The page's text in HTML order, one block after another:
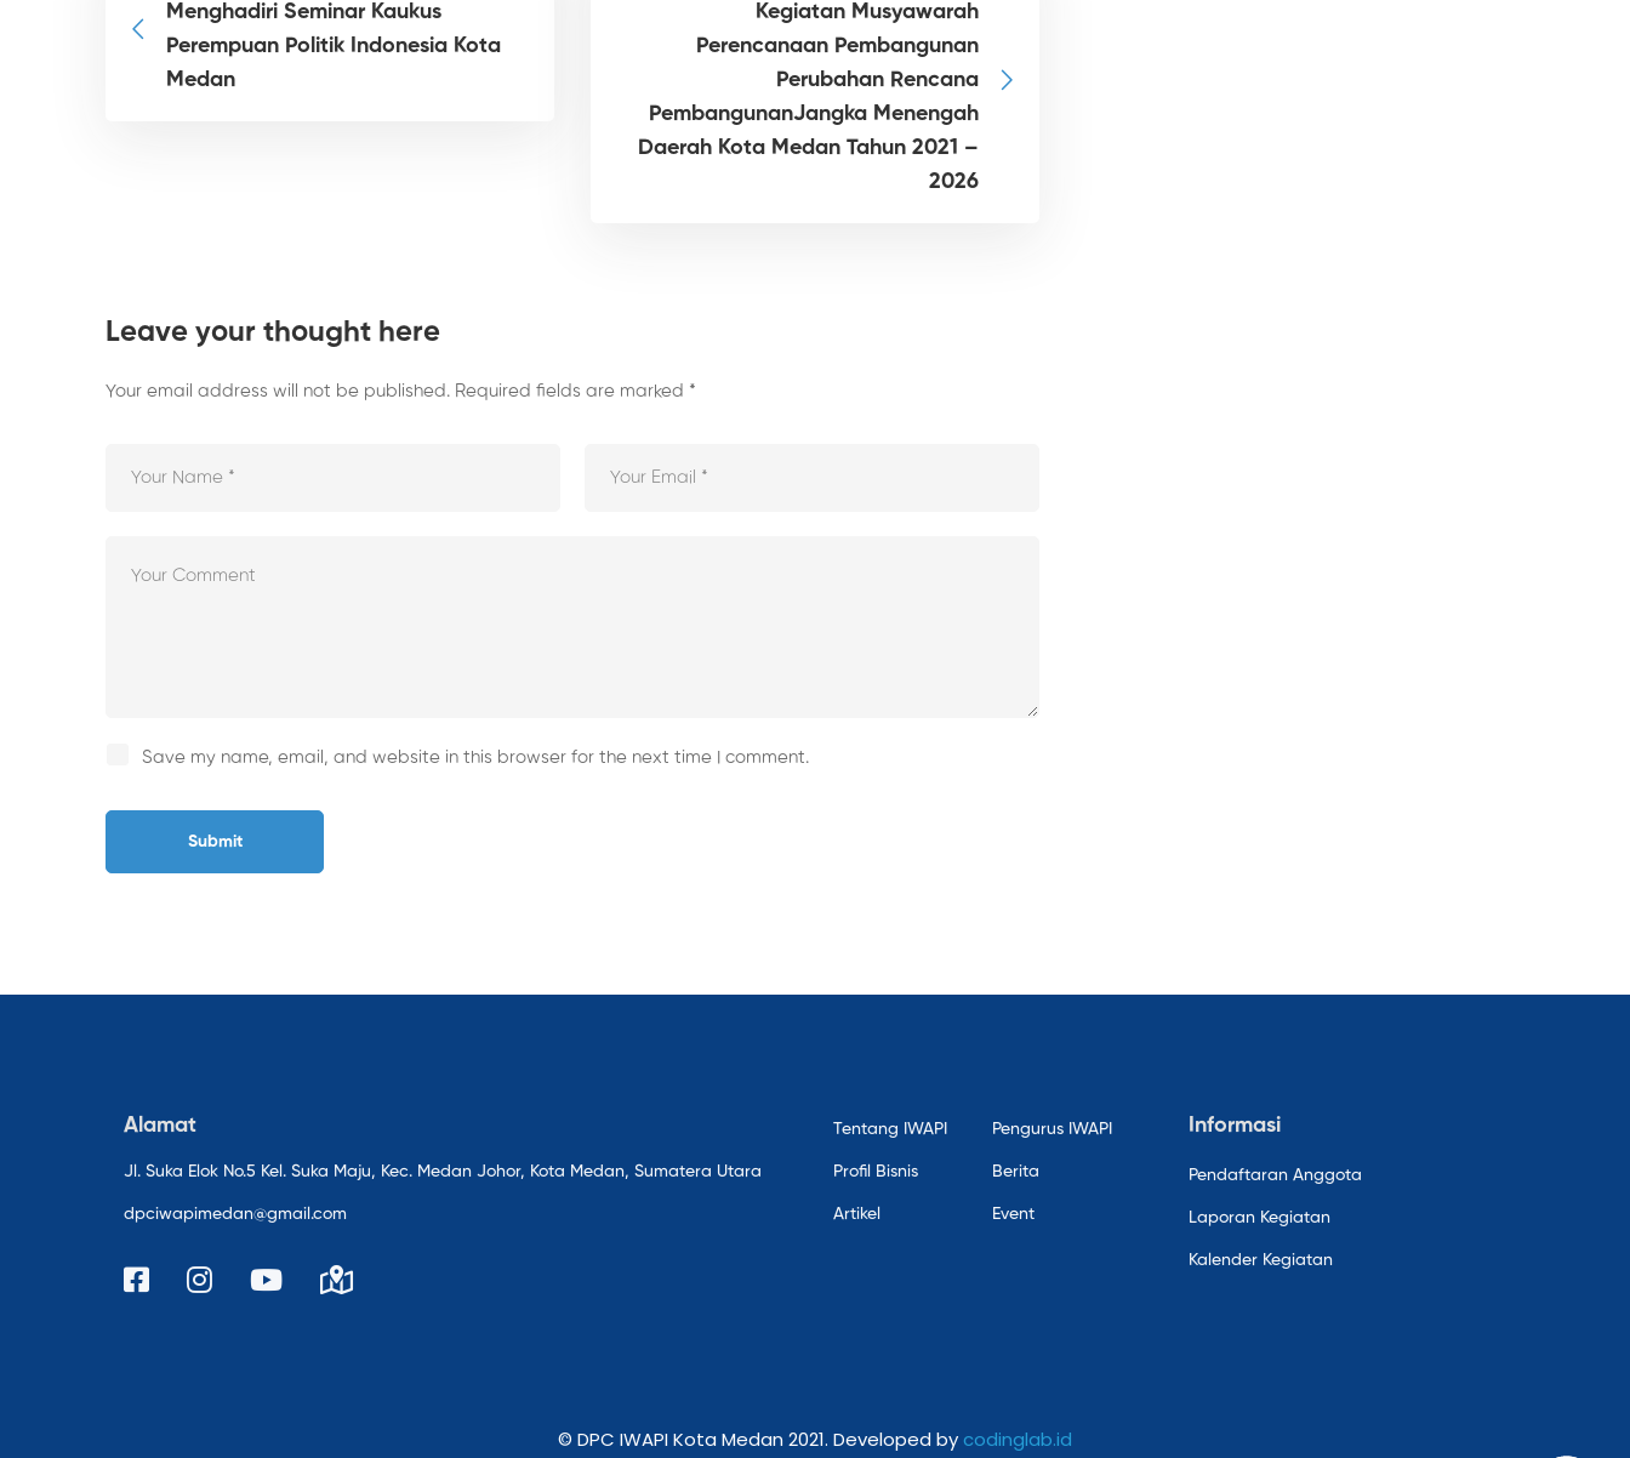
Menghadiri Seminar Kaukus
Perempuan Politik Indonesia Kota
Medan
Kegiatan Musyawarah
Perencanaan Pembangunan
Perubahan Rencana
PembangunanJangka Menengah
Daerah Kota Medan Tahun 2021 –
2026
Leave your thought here
Your email address will not be published. Required fields are marked *
Save my name, email, and website in this browser for the next time I comment.
Alamat
Jl. Suka Elok No.5 Kel. Suka Maju, Kec. Medan Johor, Kota Medan, Sumatera Utara
dpciwapimedan@gmail.com
Tentang IWAPI Pengurus IWAPI
Profil Bisnis Berita
Artikel Event
Informasi
Pendaftaran Anggota
Laporan Kegiatan
Kalender Kegiatan
© DPC IWAPI Kota Medan 2021. Developed by codinglab.id